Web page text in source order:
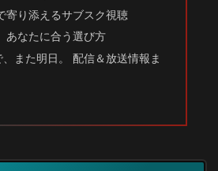
寄り添えるサブスク視聴
あなたに合う選び方
また明日。 配信＆放送情報ま